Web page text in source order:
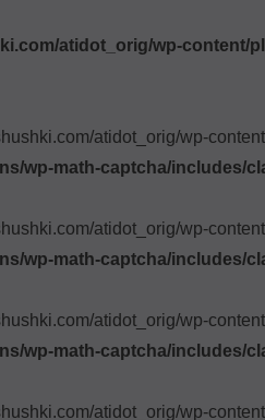
atidot_orig/wp-content/
atidot_orig/wp-
wp-math-captcha/includes/
atidot_orig/wp-
wp-math-captcha/includes/
atidot_orig/wp-
wp-math-captcha/includes/
atidot_orig/wp-